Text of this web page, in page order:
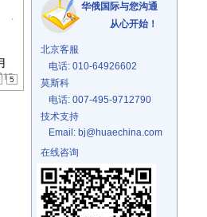
5
华俄国际与您沟通
从心开始！
北京客服
电话: 010-64926602
莫斯科
电话: 007-495-9712790
技术支持
Email: bj@huaechina.com
在线咨询